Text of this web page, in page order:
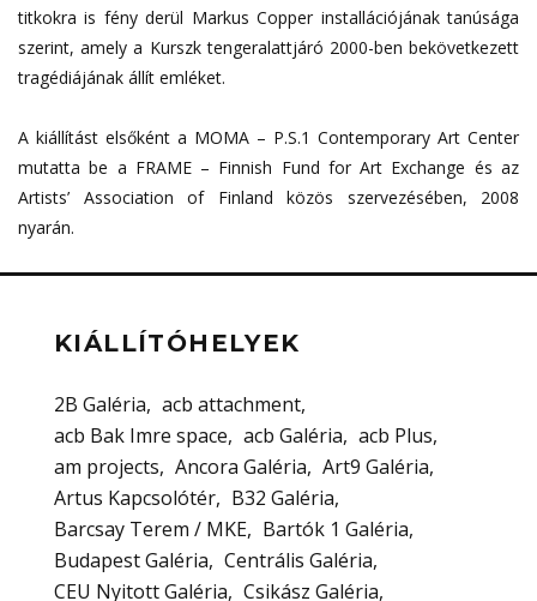
titkokra is fény derül Markus Copper installációjának tanúsága
szerint, amely a Kurszk tengeralattjáró 2000-ben bekövetkezett
tragédiájának állít emléket.
A kiállítást elsőként a MOMA – P.S.1 Contemporary Art Center
mutatta be a FRAME – Finnish Fund for Art Exchange és az
Artists’ Association of Finland közös szervezésében, 2008
nyarán.
KIÁLLÍTÓHELYEK
2B Galéria
acb attachment
acb Bak Imre space
acb Galéria
acb Plus
am projects
Ancora Galéria
Art9 Galéria
Artus Kapcsolótér
B32 Galéria
Barcsay Terem / MKE
Bartók 1 Galéria
Budapest Galéria
Centrális Galéria
CEU Nyitott Galéria
Csikász Galéria